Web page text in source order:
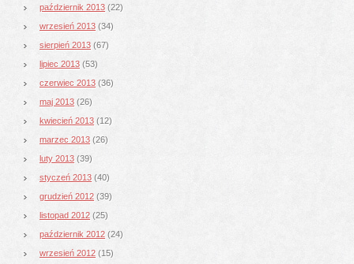
październik 2013 (22)
wrzesień 2013 (34)
sierpień 2013 (67)
lipiec 2013 (53)
czerwiec 2013 (36)
maj 2013 (26)
kwiecień 2013 (12)
marzec 2013 (26)
luty 2013 (39)
styczeń 2013 (40)
grudzień 2012 (39)
listopad 2012 (25)
październik 2012 (24)
wrzesień 2012 (15)